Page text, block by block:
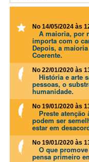
No 14/05/2024 às
A maioria, por
importa com o
Depois, a
Coerente.
No 22/01/2020 às
História e arte
pessoas, o
humanidade.
No 19/01/2020 às
Preste
podem ser
estar em
No 19/01/2020 às
O que
pensa primeiro